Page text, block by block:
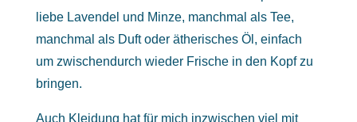
liebe Lavendel und Minze, manchmal als Tee,
manchmal als Duft oder ätherisches Öl, einfach
um zwischendurch wieder Frische in den Kopf zu
bringen.
Auch Kleidung hat für mich inzwischen viel mit